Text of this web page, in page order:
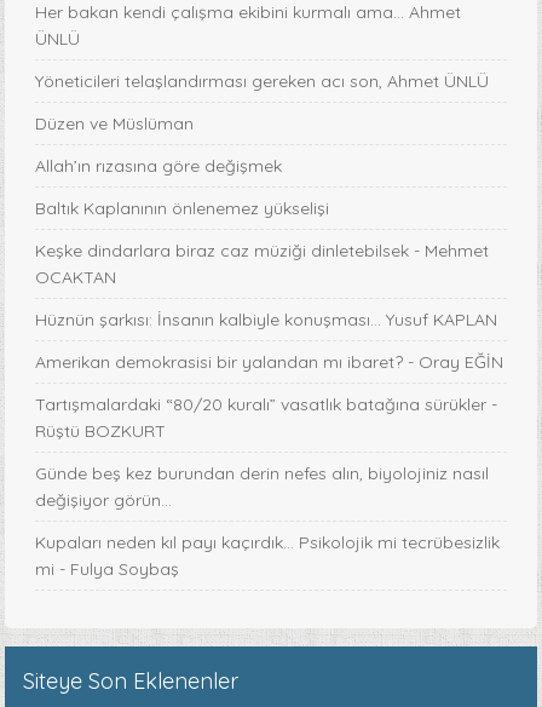
Her bakan kendi çalışma ekibini kurmalı ama… Ahmet
ÜNLÜ
Yöneticileri telaşlandırması gereken acı son, Ahmet ÜNLÜ
Düzen ve Müslüman
Allah’ın rızasına göre değişmek
Baltık Kaplanının önlenemez yükselişi
Keşke dindarlara biraz caz müziği dinletebilsek - Mehmet
OCAKTAN
Hüznün şarkısı: İnsanın kalbiyle konuşması... Yusuf KAPLAN
Amerikan demokrasisi bir yalandan mı ibaret? - Oray EĞİN
Tartışmalardaki “80/20 kuralı” vasatlık batağına sürükler -
Rüştü BOZKURT
Günde beş kez burundan derin nefes alın, biyolojiniz nasıl
değişiyor görün...
Kupaları neden kıl payı kaçırdık… Psikolojik mi tecrübesizlik
mi - Fulya Soybaş
Siteye Son Eklenenler